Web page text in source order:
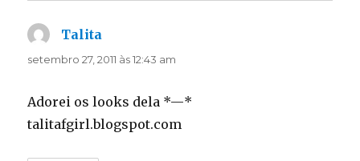
Talita
setembro 27, 2011 às 12:43 am
Adorei os looks dela *—*
talitafgirl.blogspot.com